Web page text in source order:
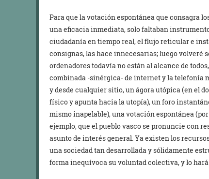
Para que la votación espontánea que consagra
una eficacia inmediata, solo faltaban
ciudadanía en tiempo real, el flujo reticular e
consignas, las hace innecesarias; luego volveré
ordenadores todavía no están al alcance de
combinada -sinérgica- de internet y la telefonía
y desde cualquier sitio, un ágora utópica (en el
físico y apunta hacia la utopía), un foro
mismo inapelable), una votación espontánea
ejemplo, que el pueblo vasco se pronuncie con
asunto de interés general. Ya existen los
una sociedad tan desarrollada y sólidamente
forma inequívoca su voluntad colectiva, y lo